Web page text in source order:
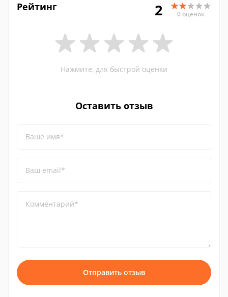
Рейтинг 2 0 оценок
Нажмите, для быстрой оценки
Оставить отзыв
Ваше имя*
Ваш email*
Комментарий*
Отправить отзыв